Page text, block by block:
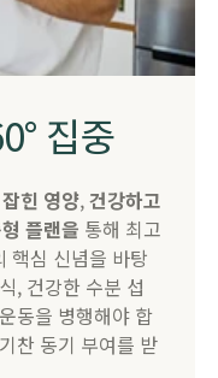
집중
힌 영양,건강하고
플랜을 통해 최고
핵심 신념을 바탕
, 건강한 수분 섭
동을 병행해야 합
찬 동기 부여를 받